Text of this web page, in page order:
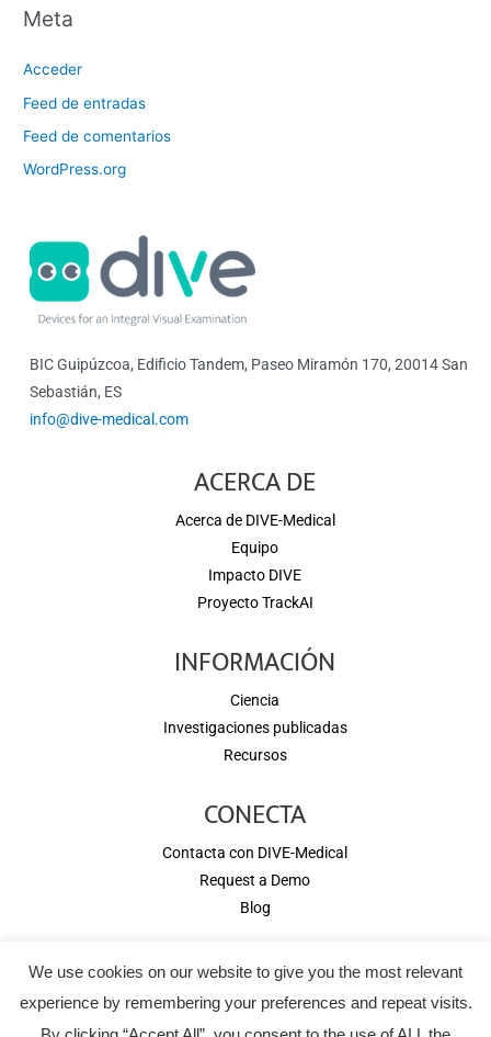
Meta
Acceder
Feed de entradas
Feed de comentarios
WordPress.org
BIC Guipúzcoa, Edificio Tandem, Paseo Miramón 170, 20014 San
Sebastián, ES
info@dive-medical.com
ACERCA DE
Acerca de DIVE-Medical
Equipo
Impacto DIVE
Proyecto TrackAI
INFORMACIÓN
Ciencia
Investigaciones publicadas
Recursos
CONECTA
Contacta con DIVE-Medical
Request a Demo
Blog
Copyright © 2026 DIVE Medical. All rights reserved.
Aviso Legal-Términos y Condiciones
We use cookies on our website to give you the most relevant
experience by remembering your preferences and repeat visits.